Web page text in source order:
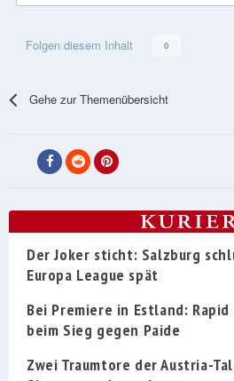
Folgen diesem Inhalt 0
Gehe zur Themenübersicht
Der Joker sticht: Salzburg
Europa League spät
Bei Premiere in Estland:
beim Sieg gegen Paide
Zwei Traumtore der Austria-